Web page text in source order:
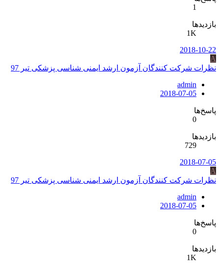
1
بازدیدها
1K
2018-10-22
A
نظرات شرکت کنندگان آزمون ارشد ایمنی شناسی پزشکی تیر 97
admin
2018-07-05
پاسخ‌ها
0
بازدیدها
729
2018-07-05
A
نظرات شرکت کنندگان آزمون ارشد ایمنی شناسی پزشکی تیر 97
admin
2018-07-05
پاسخ‌ها
0
بازدیدها
1K